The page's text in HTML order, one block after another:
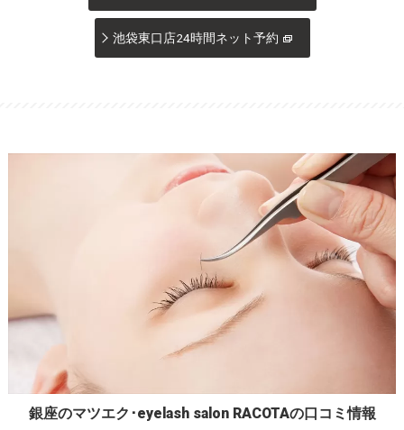
池袋東口店24時間ネット予約
銀座のマツエク･eyelash salon RACOTAの口コミ情報